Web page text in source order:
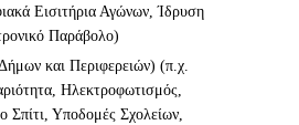
Εισιτήρια Αγώνων, Ίδρυση
Παράβολο)
και Περιφερειών) (π.χ.
Ηλεκτροφωτισμός,
Υποδομές Σχολείων,